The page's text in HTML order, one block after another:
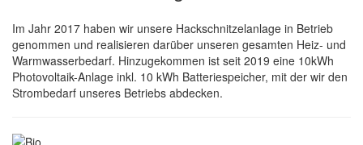
Im Jahr 2017 haben wir unsere Hackschnitzelanlage in Betrieb
genommen und realisieren darüber unseren gesamten Heiz- und
Warmwasserbedarf. Hinzugekommen ist seit 2019 eine 10kWh
Photovoltaik-Anlage inkl. 10 kWh Batteriespeicher, mit der wir den
Strombedarf unseres Betriebs abdecken.